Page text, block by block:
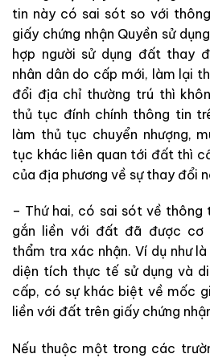
tin này có sai sót so với
giấy chứng nhận Quyền sử
hợp người sử dụng đất thay
nhân dân do cấp mới, làm lại
đổi địa chỉ thường trú thì
thủ tục đính chính thông tin
làm thủ tục chuyển nhượng,
tục khác liên quan tới đất thì
của địa phương về sự thay đổi
– Thứ hai, có sai sót về
gắn liền với đất đã được cơ
thẩm tra xác nhận. Ví dụ như
diện tích thực tế sử dụng và
cấp, có sự khác biệt về mốc
liền với đất trên giấy chứng
Nếu thuộc một trong các